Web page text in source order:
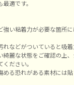
適です。
強い粘着力が必要な箇所
れなどがついていると吸着
綺麗な状態をご確認の上
ださい。
める恐れがある素材には